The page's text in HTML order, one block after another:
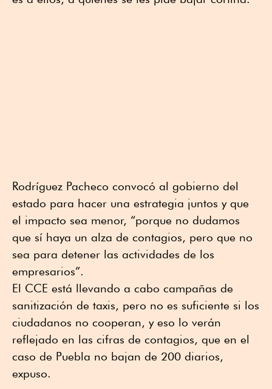
Rodríguez Pacheco convocó al gobierno del
estado para hacer una estrategia juntos y que
el impacto sea menor, “porque no dudamos
que sí haya un alza de contagios, pero que no
sea para detener las actividades de los
empresarios”.
El CCE está llevando a cabo campañas de
sanitización de taxis, pero no es suficiente si los
ciudadanos no cooperan, y eso lo verán
reflejado en las cifras de contagios, que en el
caso de Puebla no bajan de 200 diarios,
expuso.